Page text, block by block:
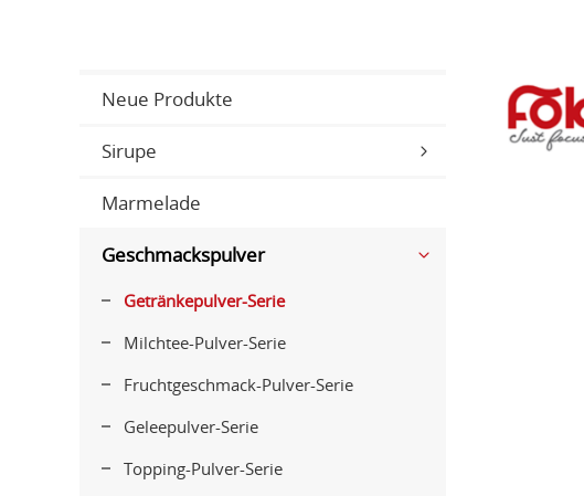
Neue Produkte
Sirupe
Marmelade
Geschmackspulver
Getränkepulver-Serie
Milchtee-Pulver-Serie
Fruchtgeschmack-Pulver-Serie
Geleepulver-Serie
Topping-Pulver-Serie